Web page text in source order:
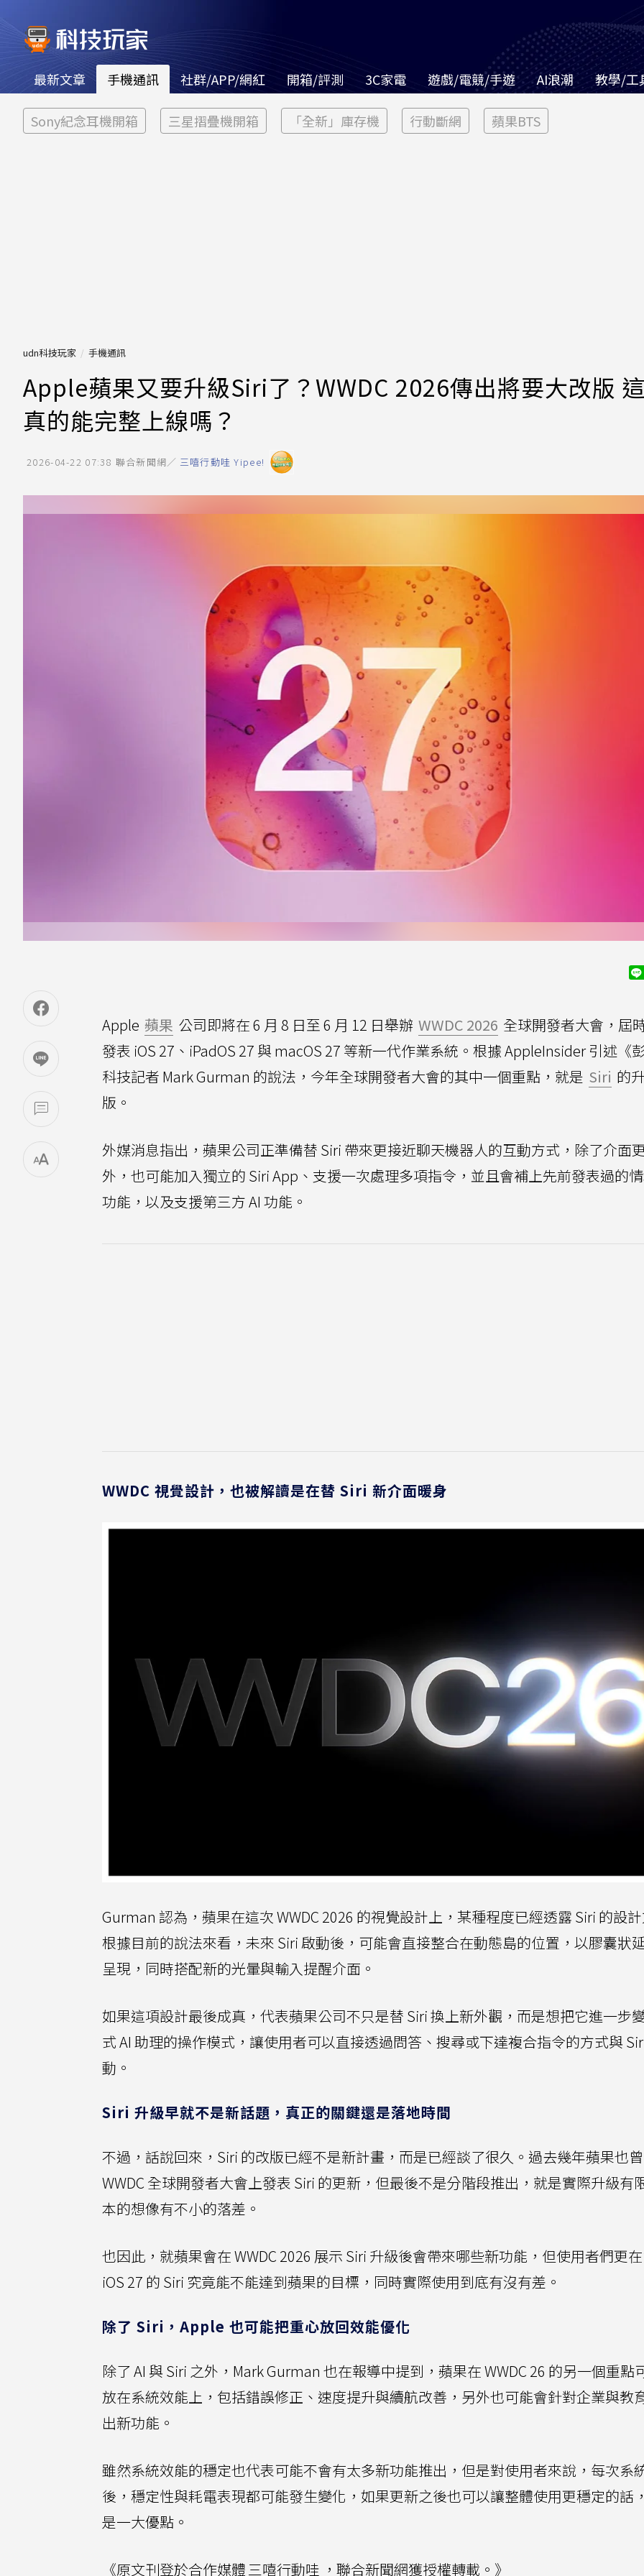
最新文章 手機通訊 社群/APP/網紅 開箱/評測 3C家電 遊戲/電競/手遊 AI浪潮 教學/工
Sony紀念耳機開箱 三星摺疊機開箱 「全新」庫存機 行動斷網 蘋果BTS
udn科技玩家 手機通訊
Apple蘋果又要升級Siri了？WWDC 2026傳出將要大改版
真的能完整上線嗎？
2026-04-22 07:38 聯合新聞網／ 三嘻行動哇 Yipee!
Apple 蘋果 公司即將在 6 月 8 日至 6 月 12 日舉辦 WWDC 2026 全球開發者大會，屆
發表 iOS 27、iPadOS 27 與 macOS 27 等新一代作業系統。根據 AppleInsider 引述《
科技記者 Mark Gurman 的說法，今年全球開發者大會的其中一個重點，就是 Siri 的
版。
外媒消息指出，蘋果公司正準備替 Siri 帶來更接近聊天機器人的互動方式，除了介面
外，也可能加入獨立的 Siri App、支援一次處理多項指令，並且會補上先前發表過的
功能，以及支援第三方 AI 功能。
WWDC 視覺設計，也被解讀是在替 Siri 新介面暖身
Gurman 認為，蘋果在這次 WWDC 2026 的視覺設計上，某種程度已經透露 Siri 的設
根據目前的說法來看，未來 Siri 啟動後，可能會直接整合在動態島的位置，以膠囊狀
呈現，同時搭配新的光暈與輸入提醒介面。
如果這項設計最後成真，代表蘋果公司不只是替 Siri 換上新外觀，而是想把它進一步
式 AI 助理的操作模式，讓使用者可以直接透過問答、搜尋或下達複合指令的方式與
動。
Siri 升級早就不是新話題，真正的關鍵還是落地時間
不過，話說回來，Siri 的改版已經不是新計畫，而是已經談了很久。過去幾年蘋果也
WWDC 全球開發者大會上發表 Siri 的更新，但最後不是分階段推出，就是實際升級有
本的想像有不小的落差。
也因此，就蘋果會在 WWDC 2026 展示 Siri 升級後會帶來哪些新功能，但使用者們更
iOS 27 的 Siri 究竟能不能達到蘋果的目標，同時實際使用到底有沒有差。
除了 Siri，Apple 也可能把重心放回效能優化
除了 AI 與 Siri 之外，Mark Gurman 也在報導中提到，蘋果在 WWDC 26 的另一個重點
放在系統效能上，包括錯誤修正、速度提升與續航改善，另外也可能會針對企業與教
出新功能。
雖然系統效能的穩定也代表可能不會有太多新功能推出，但是對使用者來說，每次系
後，穩定性與耗電表現都可能發生變化，如果更新之後也可以讓整體使用更穩定的話
是一大優點。
《原文刊登於合作媒體三嘻行動哇 ，聯合新聞網獲授權轉載。》